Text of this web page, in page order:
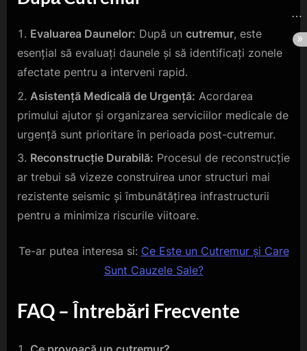
Evaluarea Daunelor: După un cutremur, este
esențial să evaluați daunele și să identificați zonele
afectate pentru a interveni rapid.
Asistență Medicală de Urgență: Acordarea
primului ajutor și organizarea serviciilor medicale de
urgență sunt prioritare în perioada post-cutremur.
Reconstrucție Durabilă: Procesul de reconstrucție
ar trebui să vizeze construirea unor structuri mai
rezistente seismic și îmbunătățirea infrastructurii
pentru a minimiza riscurile viitoare.
Te-ar putea interesa si: Ce Este un Cutremur și Care
Sunt Cauzele Sale?
FAQ – Întrebări Frecvente